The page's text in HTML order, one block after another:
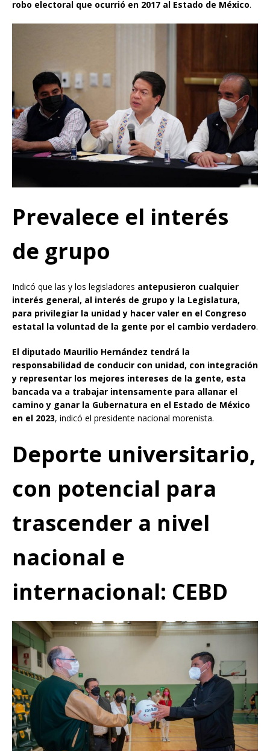
robo electoral que ocurrió en 2017 al Estado de México.
Prevalece el interés
de grupo
Indicó que las y los legisladores antepusieron cualquier
interés general, al interés de grupo y la Legislatura,
para privilegiar la unidad y hacer valer en el Congreso
estatal la voluntad de la gente por el cambio verdadero.
El diputado Maurilio Hernández tendrá la
responsabilidad de conducir con unidad, con integración
y representar los mejores intereses de la gente, esta
bancada va a trabajar intensamente para allanar el
camino y ganar la Gubernatura en el Estado de México
en el 2023, indicó el presidente nacional morenista.
Deporte universitario,
con potencial para
trascender a nivel
nacional e
internacional: CEBD